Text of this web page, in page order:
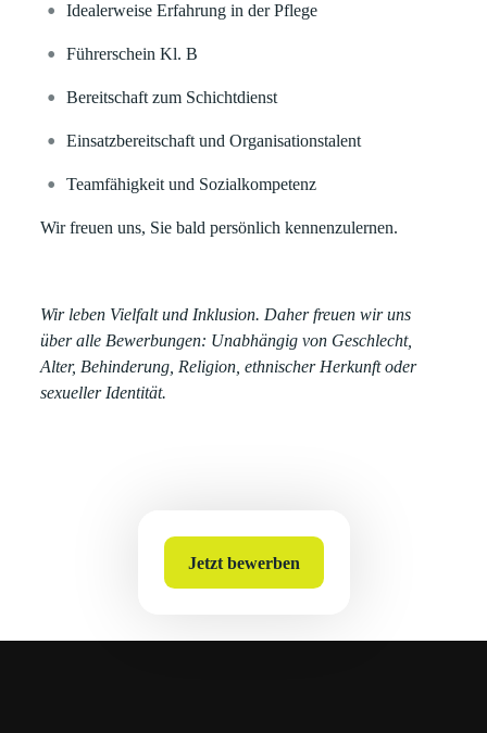
Idealerweise Erfahrung in der Pflege
Führerschein Kl. B
Bereitschaft zum Schichtdienst
Einsatzbereitschaft und Organisationstalent
Teamfähigkeit und Sozialkompetenz
Wir freuen uns, Sie bald persönlich kennenzulernen.
Wir leben Vielfalt und Inklusion. Daher freuen wir uns
über alle Bewerbungen: Unabhängig von Geschlecht,
Alter, Behinderung, Religion, ethnischer Herkunft oder
sexueller Identität.
Jetzt bewerben